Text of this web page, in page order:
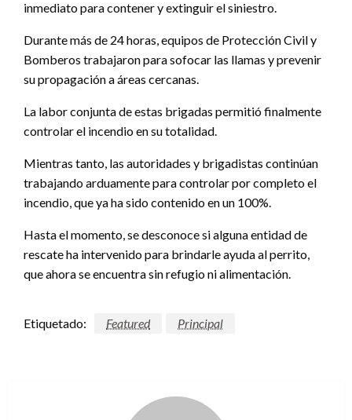
inmediato para contener y extinguir el siniestro.
Durante más de 24 horas, equipos de Protección Civil y
Bomberos trabajaron para sofocar las llamas y prevenir
su propagación a áreas cercanas.
La labor conjunta de estas brigadas permitió finalmente
controlar el incendio en su totalidad.
Mientras tanto, las autoridades y brigadistas continúan
trabajando arduamente para controlar por completo el
incendio, que ya ha sido contenido en un 100%.
Hasta el momento, se desconoce si alguna entidad de
rescate ha intervenido para brindarle ayuda al perrito,
que ahora se encuentra sin refugio ni alimentación.
Etiquetado: Featured Principal